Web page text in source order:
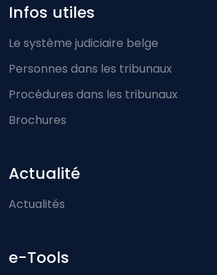
Infos utiles
Le système judiciaire belge
Personnes dans les tribunaux
Procédures dans les tribunaux
Brochures
Actualité
Actualités
e-Tools